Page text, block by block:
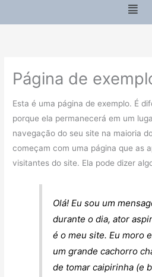
Menu
Página de
Esta é uma página de exemplo. É
porque ela permanecerá em um
navegação do seu site na maioria
começam com uma página que as
visitantes do site. Ela pode dizer
Olá! Eu sou um
durante o dia, ator
é o meu site. Eu moro
um grande cachorro
de tomar caipirinha (e